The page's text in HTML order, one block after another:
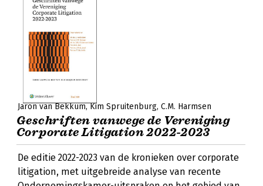
Jaron van Bekkum Kim Spruitenburg C.M. Harmsen
Geschriften vanwege de Vereniging
Corporate Litigation 2022-2023
De editie 2022-2023 van de kronieken over corporate
litigation, met uitgebreide analyse van recente